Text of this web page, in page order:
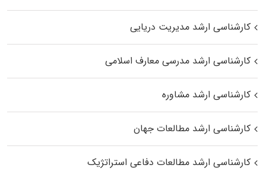
کارشناسی ارشد مدیریت دریایی
کارشناسی ارشد مدرسی معارف اسلامی
کارشناسی ارشد مشاوره
کارشناسی ارشد مطالعات جهان
کارشناسی ارشد مطالعات دفاعی استراتژیک